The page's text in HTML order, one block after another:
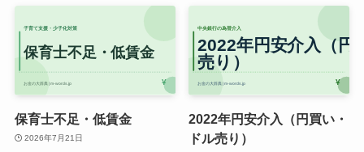
保育士不足・低賃金
2026年7月21日
2022年円安介入（円買い・
ドル売り）